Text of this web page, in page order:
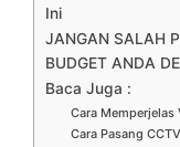
Ini
JANGAN SALAH
BUDGET ANDA
Baca Juga :
Cara Memperjelas
Cara Pasang